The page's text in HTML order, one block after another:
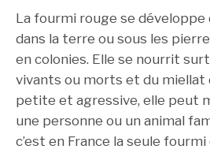
La fourmi rouge se développe
dans la terre ou sous les
en colonies. Elle se nourrit
vivants ou morts et du miellat
petite et agressive, elle peut
une personne ou un animal
c’est en France la seule